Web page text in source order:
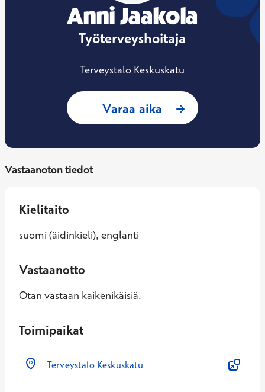
Anni Jaakola
Työterveyshoitaja
Terveystalo Keskuskatu
Varaa aika : Anni Jaakola,
Vastaanoton tiedot
Kielitaito
suomi (äidinkieli), englanti
Vastaanotto
Otan vastaan kaikenikäisiä.
Toimipaikat
Terveystalo Keskuskatu